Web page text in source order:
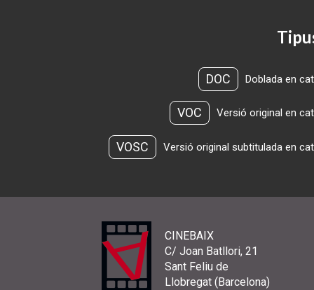
DOC Doblada en
VOC Versió original en
VOSC Versió original subtitulada en
CINEBAIX
C/ Joan Batllori, 21
Sant Feliu de
Llobregat (Barcelona)